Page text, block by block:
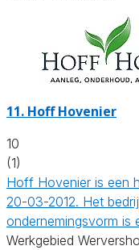
11. Hoff Hovenier
10
(1)
Hoff Hovenier is een
20-03-2012. Het
ondernemingsvorm is
Werkgebied